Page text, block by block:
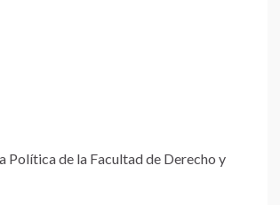
de la Facultad de Derecho y